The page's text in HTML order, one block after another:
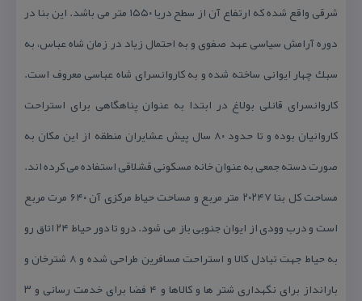
شرقی واقع شده كه ارتفاع آن از سطح دریا ۱۵۵۰ متر می باشد. این بنا در
دوره آرامش سیاسی عهد صفوی و به احتمال زیاد در زمان شاه عباس، به
سبك چهار ایوانی ساخته شده و به كاروانسرای شاه عباسی معروف است.
كاروانسرای قانلی بولاغ در ابتدا به عنوان پناهگاهی برای استراحت
كاروانیان بوده و تا حدود ۸۰ سال پیش عشایران منطقه از این مكان به
صورت دسته جمعی به عنوان خانه مسكونی قشلاقی استفاده می كرده اند.
مساحت كل بنا ۲۰۲۴۷ متر مربع و مساحت حیاط مركزی آن ۶۴۰ مرت مربع
است و درب وودی از ایوان جنوبی باز می شود. درو تا دور حیاط ۲۴ اتاق رو
به حیاط جهت تبادل كالا و استراحت مسافرین طراحی شده و ۸ شترخان و
بارانداز برای نگهداری شتر ها و كالاها و ۴ فضا برای خدمت رسانی و ۳